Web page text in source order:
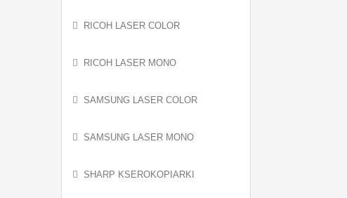
RICOH LASER COLOR
RICOH LASER MONO
SAMSUNG LASER COLOR
SAMSUNG LASER MONO
SHARP KSEROKOPIARKI